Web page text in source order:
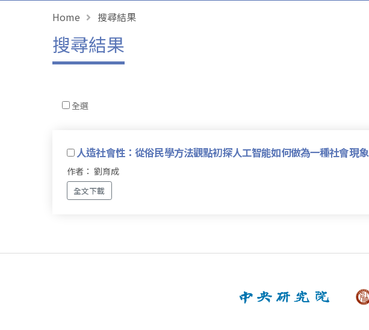
Home 搜尋結果
搜尋結果
全選
人造社會性：從俗民學方法觀點初探人工智能如何做為一種社會現象
作者： 劉育成
全文下載